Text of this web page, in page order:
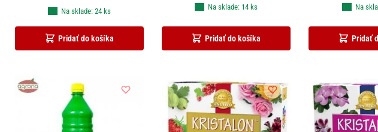
Pridať do košíka
Na sklade: 24 ks
Pridať do košíka
Na sklade: 14 ks
Pridať
Na